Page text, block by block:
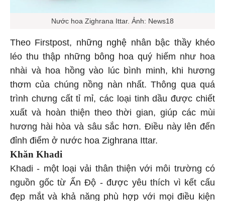
Nước hoa Zighrana Ittar. Ảnh: News18
Theo Firstpost, những nghệ nhân bậc thầy khéo
léo thu thập những bông hoa quý hiếm như hoa
nhài và hoa hồng vào lúc bình minh, khi hương
thơm của chúng nồng nàn nhất. Thông qua quá
trình chưng cất tỉ mỉ, các loại tinh dầu được chiết
xuất và hoàn thiện theo thời gian, giúp các mùi
hương hài hòa và sâu sắc hơn. Điều này lên đến
đỉnh điểm ở nước hoa Zighrana Ittar.
Khăn Khadi
Khadi - một loại vải thân thiện với môi trường có
nguồn gốc từ Ấn Độ - được yêu thích vì kết cấu
đẹp mắt và khả năng phù hợp với mọi điều kiện